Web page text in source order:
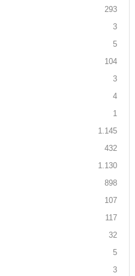
293
3
5
104
3
4
1
1.145
432
1.130
898
107
117
32
5
3